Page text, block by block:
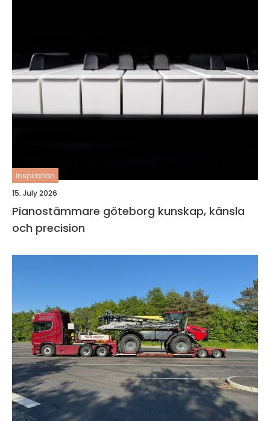
inspiration
15. July 2026
Pianostämmare göteborg kunskap, känsla
och precision